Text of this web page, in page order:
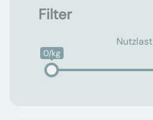
Filter
Nutzlast
0/kg